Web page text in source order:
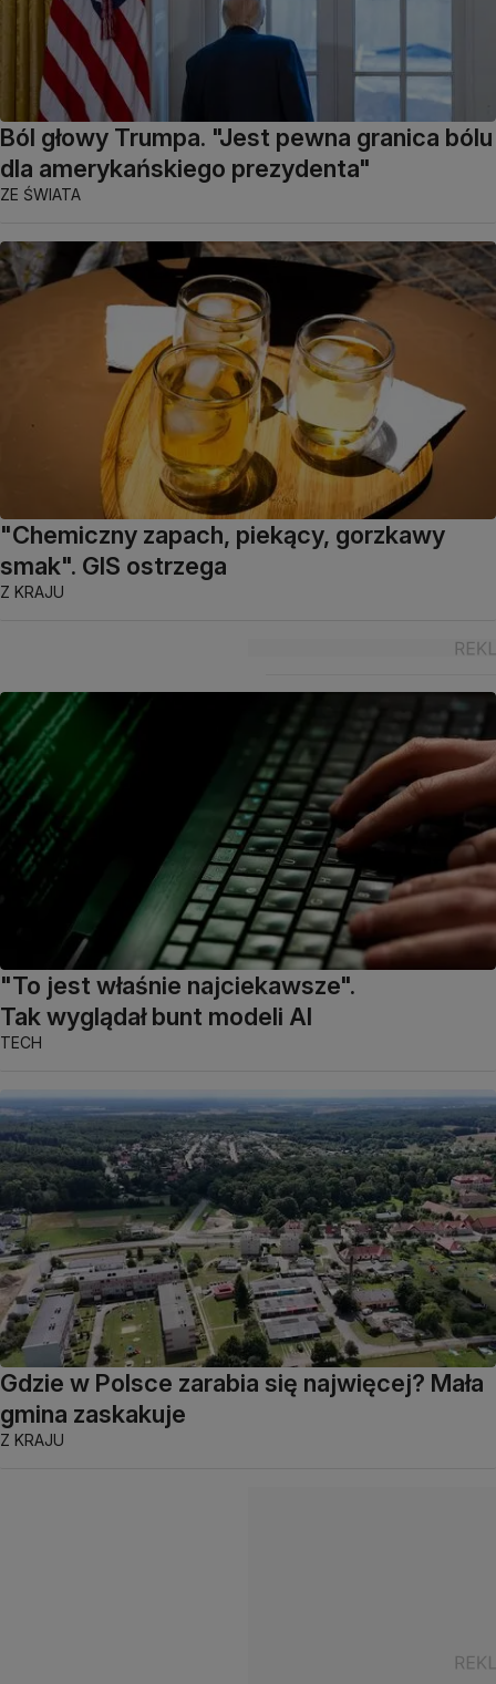
Ból głowy Trumpa. "Jest pewna granica bólu
dla amerykańskiego prezydenta"
ZE ŚWIATA
"Chemiczny zapach, piekący, gorzkawy
smak". GIS ostrzega
Z KRAJU
"To jest właśnie najciekawsze".
Tak wyglądał bunt modeli AI
TECH
Gdzie w Polsce zarabia się najwięcej? Mała
gmina zaskakuje
Z KRAJU